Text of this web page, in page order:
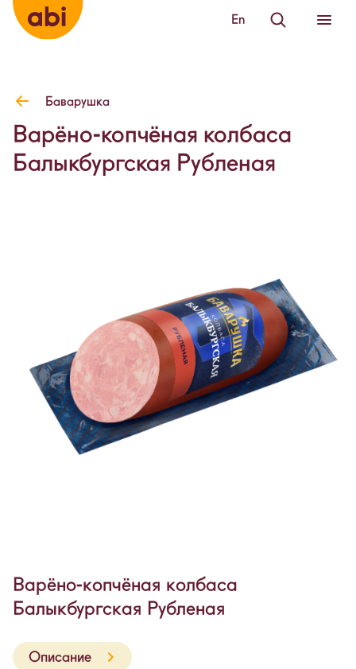
En
Баварушка
Варёно-копчёная колбаса
Балыкбургская Рубленая
Варёно-копчёная колбаса
Балыкбургская Рубленая
Описание